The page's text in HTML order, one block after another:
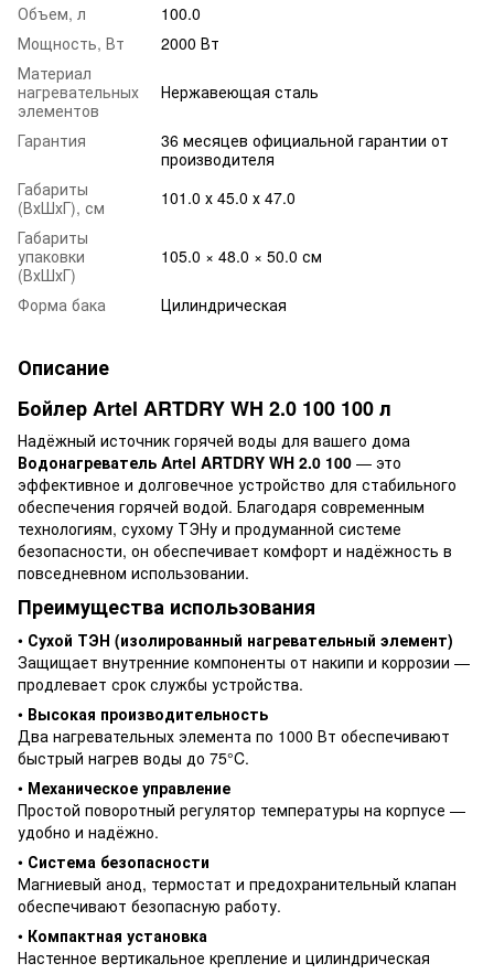
Объем, л
100.0
Мощность, Вт
2000 Вт
Материал
нагревательных
элементов
Нержавеющая сталь
Гарантия
36 месяцев официальной гарантии от
производителя
Габариты
(ВхШхГ), см
101.0 х 45.0 х 47.0
Габариты
упаковки
(ВхШхГ)
105.0 × 48.0 × 50.0 см
Форма бака Цилиндрическая
Описание
Бойлер Artel ARTDRY WH 2.0 100 100 л
Надёжный источник горячей воды для вашего дома
Водонагреватель Artel ARTDRY WH 2.0 100 — это
эффективное и долговечное устройство для стабильного
обеспечения горячей водой. Благодаря современным
технологиям, сухому ТЭНу и продуманной системе
безопасности, он обеспечивает комфорт и надёжность в
повседневном использовании.
Преимущества использования
• Сухой ТЭН (изолированный нагревательный элемент)
Защищает внутренние компоненты от накипи и коррозии —
продлевает срок службы устройства.
• Высокая производительность
Два нагревательных элемента по 1000 Вт обеспечивают
быстрый нагрев воды до 75°C.
• Механическое управление
Простой поворотный регулятор температуры на корпусе —
удобно и надёжно.
• Система безопасности
Магниевый анод, термостат и предохранительный клапан
обеспечивают безопасную работу.
• Компактная установка
Настенное вертикальное крепление и цилиндрическая